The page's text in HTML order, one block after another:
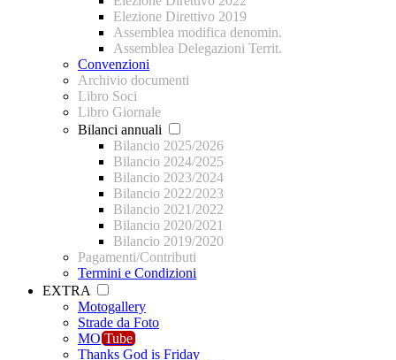
Elezione Direttivo 2019
Assemblea modifica denomin.
Assemblea Delegazioni Territ.
Convenzioni
Archivio documenti
Libro Soci
Libro Giornale
Bilanci annuali
Bilancio 2025/2026
Bilancio 2024/2025
Bilancio 2023/2024
Bilancio 2022/2023
Bilancio 2021/2022
Bilancio 2020/2021
Bilancio 2019/2020
Pagamenti/Contributi
Termini e Condizioni
EXTRA
Motogallery
Strade da Foto
MO Tube
Thanks God is Friday